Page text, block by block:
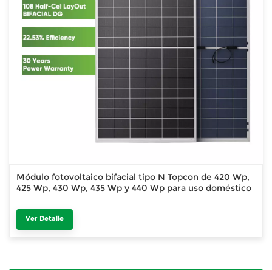
Módulo fotovoltaico bifacial tipo N Topcon de 420 Wp,
425 Wp, 430 Wp, 435 Wp y 440 Wp para uso doméstico
Ver Detalle